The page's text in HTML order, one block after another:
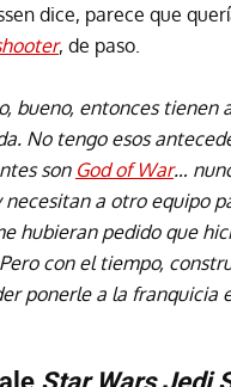
dice, parece que
, de paso.
bueno, entonces tienen
No tengo esos
son God of War…
necesitan a otro equipo
hubieran pedido que
con el tiempo,
ponerle a la franquicia